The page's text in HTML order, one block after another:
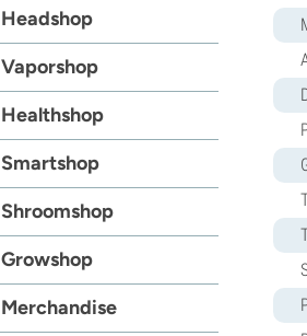
Elite Seeds
Exotic Seed
Expert Seeds
FastBuds
Female Seeds
French Touch Seeds
Garden of Green
GeneSeeds
G13 Labs
Grass-O-Matic
Headshop
Vaporshop
Healthshop
Smartshop
Shroomshop
Growshop
Merchandise